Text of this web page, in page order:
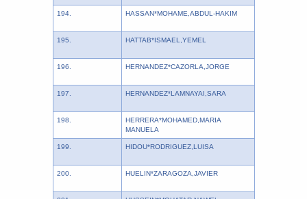
194. HASSAN*MOHAME,ABDUL-HAKIM
195. HATTAB*ISMAEL,YEMEL
196. HERNANDEZ*CAZORLA,JORGE
197. HERNANDEZ*LAMNAYAI,SARA
198.
HERRERA*MOHAMED,MARIA
MANUELA
199. HIDOU*RODRIGUEZ,LUISA
200. HUELIN*ZARAGOZA,JAVIER